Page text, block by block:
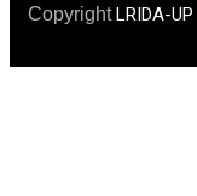
CopyrightLRIDA-UP